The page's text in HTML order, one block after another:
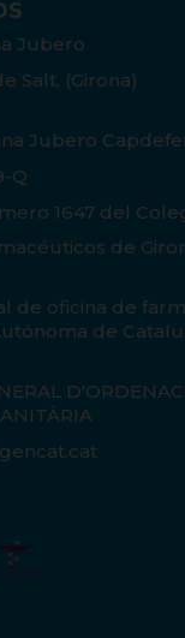
Jubero
Salt, (Girona)
Jubero
Q
1647 del
de
de oficina de
de